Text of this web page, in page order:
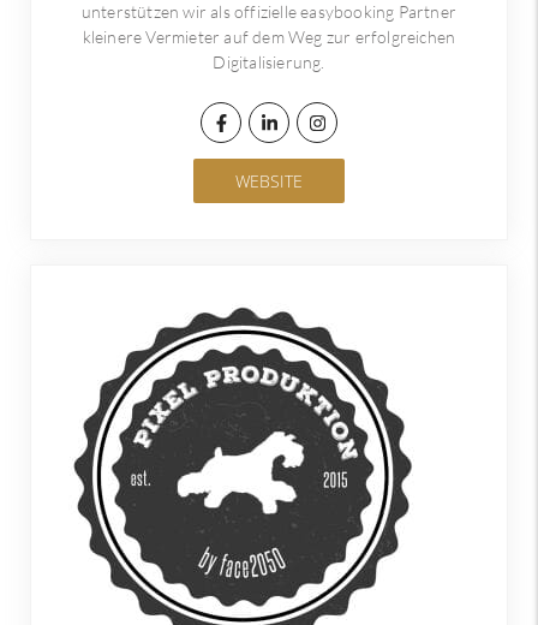
unterstützen wir als offizielle easybooking Partner
kleinere Vermieter auf dem Weg zur erfolgreichen
Digitalisierung.
WEBSITE